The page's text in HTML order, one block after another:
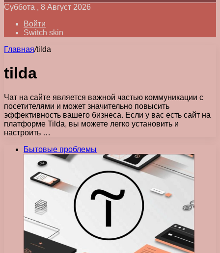
Суббота , 8 Август 2026
Войти
Switch skin
Главная/tilda
tilda
Чат на сайте является важной частью коммуникации с
посетителями и может значительно повысить
эффективность вашего бизнеса. Если у вас есть сайт на
платформе Tilda, вы можете легко установить и
настроить …
Бытовые проблемы